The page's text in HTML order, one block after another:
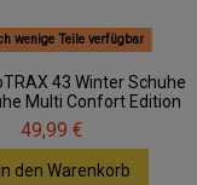
wenige Teile verfügbar
43 Winter Schuhe
Multi Confort Edition
49,99 €
den Warenkorb